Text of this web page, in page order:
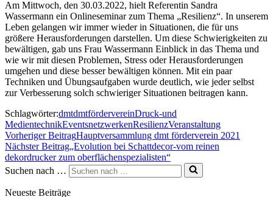
Am Mittwoch, den 30.03.2022, hielt Referentin Sandra
Wassermann ein Onlineseminar zum Thema „Resilienz“. In unserem
Leben gelangen wir immer wieder in Situationen, die für uns
größere Herausforderungen darstellen. Um diese Schwierigkeiten zu
bewältigen, gab uns Frau Wassermann Einblick in das Thema und
wie wir mit diesen Problemen, Stress oder Herausforderungen
umgehen und diese besser bewältigen können. Mit ein paar
Techniken und Übungsaufgaben wurde deutlich, wie jeder selbst
zur Verbesserung solch schwieriger Situationen beitragen kann.
Schlagwörter:dmtdmtfördervereinDruck-und
MedientechnikEventsnetzwerkenResilienzVeranstaltung
Vorheriger BeitragHauptversammlung dmt förderverein 2021
Nächster Beitrag„Evolution bei Schattdecor-vom reinen
dekordrucker zum oberflächenspezialisten“
Suchen nach …
Neueste Beiträge